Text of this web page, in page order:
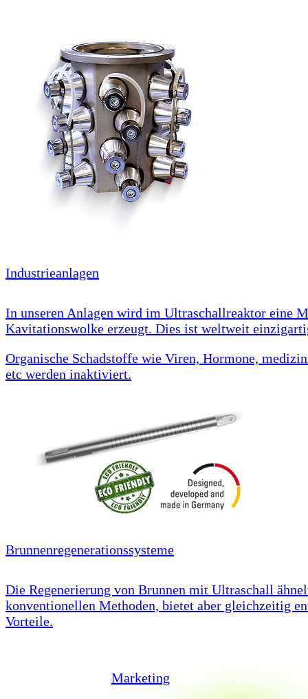
Industrieanlagen
In unseren Anlagen wird im Ultraschallreaktor eine
Kavitationswolke erzeugt. Dies ist weltweit
Organische Schadstoffe wie Viren, Hormone,
etc werden inaktiviert.
Brunnenregenerationssysteme
Die Regenerierung von Brunnen mit Ultraschall
konventionellen Methoden, bietet aber gleichzeitig
Vorteile.
Marketing cookies to watch